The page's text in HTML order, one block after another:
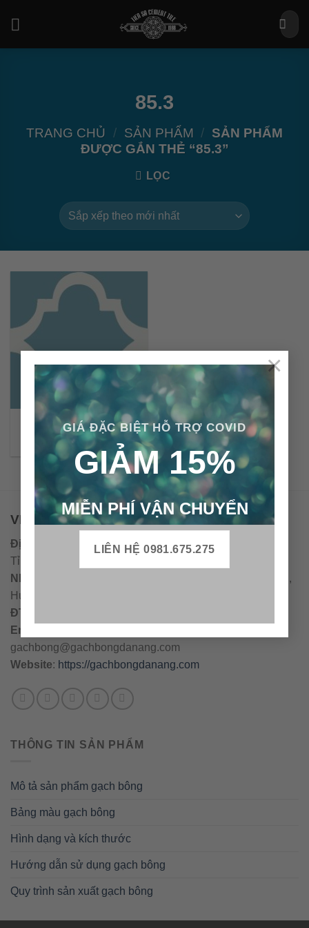
GIÁ ĐẶC BIỆT HỖ TRỢ COVID
GIẢM 15%
MIỄN PHÍ VẬN CHUYỂN
LIÊN HỆ 0981.675.275
×
Tìm
kiếm:
85.3
TRANG CHỦ / SẢN PHẨM / SẢN PHẨM
ĐƯỢC GẮN THẺ “85.3”
LỌC
Gạch bông cổ điển CTS
85.3
VPĐD - CTY TNHH GẠCH BÔNG VIỆT NAM
Địa chỉ:
CCN Quán Lát, Xã Đức Chánh, Huyện Mộ Đức,
Tỉnh Quảng Ngãi
Nhà máy miền trung:
L1 CCN Quán Lát, Xã Đức Chánh,
Huyện Mộ Đức, Tỉnh Quảng Ngãi, Việt Nam
ĐT
Email
gachbong@gachbongdanang.com
Website: https://gachbongdanang.com
THÔNG TIN SẢN PHẨM
Mô tả sản phẩm gạch bông
Bảng màu gạch bông
Hình dạng và kích thước
Hướng dẫn sử dụng gạch bông
Quy trình sản xuất gạch bông